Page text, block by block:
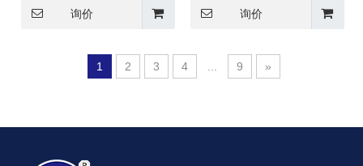
询价 询价
1 2 3 4 9 »